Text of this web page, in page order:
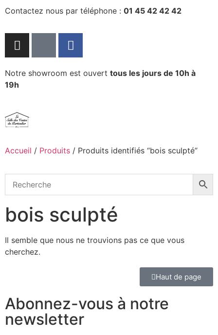
Contactez nous par téléphone : 01 45 42 42 42
Notre showroom est ouvert tous les jours de 10h à
19h
Accueil / Produits / Produits identifiés “bois sculpté”
bois sculpté
Il semble que nous ne trouvions pas ce que vous
cherchez.
Haut de page
Abonnez-vous à notre
newsletter